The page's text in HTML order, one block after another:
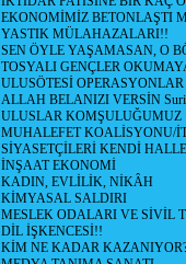
EKONOMİMİZ BETONLAŞTI
YASTIK MÜLAHAZALARI!!
SEN ÖYLE YAŞAMASAN, O
TOSYALI GENÇLER
ULUSÖTESİ OPERASYONLAR
ALLAH BELANIZI VERSİN
ULUSLAR KOMŞULUĞUMUZ
MUHALEFET KOALİSYONU/
SİYASETÇİLERİ KENDİ
İNŞAAT EKONOMİ
KADIN, EVLİLİK, NİKÂH
KİMYASAL SALDIRI
MESLEK ODALARI VE SİVİL
DİL İŞKENCESİ!!
KİM NE KADAR